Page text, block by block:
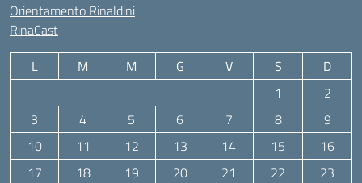
Orientamento Rinaldini
RinaCast
L M M G V S
D
1
2
3
4 5 6 7 8
9
10
11 12 13 14 15
16
17
18 19 20 21 22
23